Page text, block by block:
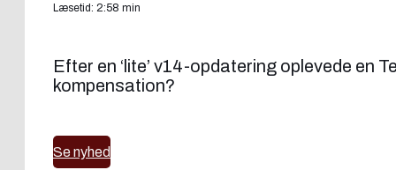
Læsetid: 2:58 min
Efter en ‘lite’ v14-opdatering oplevede en
kompensation?
Se nyhed